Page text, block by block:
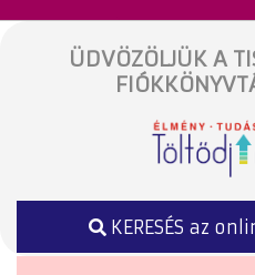
ÜDVÖZÖLJÜK A
KERESÉS az